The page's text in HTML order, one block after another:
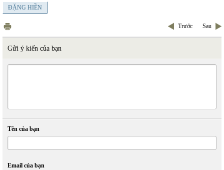
ĐẶNG HIỀN
Trước Sau
Gửi ý kiến của bạn
Tên của bạn
Email của bạn